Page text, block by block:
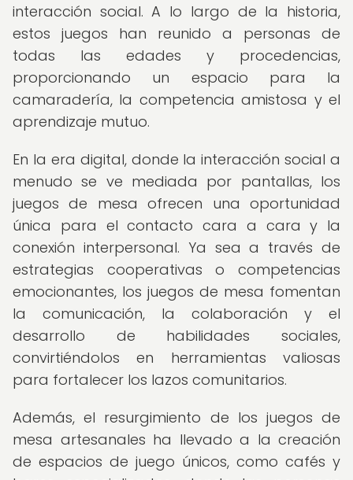
interacción social. A lo largo de la historia,
estos juegos han reunido a personas de
todas las edades y procedencias,
proporcionando un espacio para la
camaradería, la competencia amistosa y el
aprendizaje mutuo.
En la era digital, donde la interacción social a
menudo se ve mediada por pantallas, los
juegos de mesa ofrecen una oportunidad
única para el contacto cara a cara y la
conexión interpersonal. Ya sea a través de
estrategias cooperativas o competencias
emocionantes, los juegos de mesa fomentan
la comunicación, la colaboración y el
desarrollo de habilidades sociales,
convirtiéndolos en herramientas valiosas
para fortalecer los lazos comunitarios.
Además, el resurgimiento de los juegos de
mesa artesanales ha llevado a la creación
de espacios de juego únicos, como cafés y